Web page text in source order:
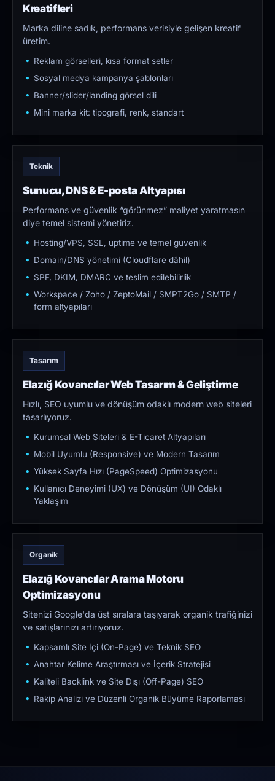
Kreatifleri
Marka diline sadık, performans verisiyle gelişen kreatif
üretim.
Reklam görselleri, kısa format setler
Sosyal medya kampanya şablonları
Banner/slider/landing görsel dili
Mini marka kit: tipografi, renk, standart
Teknik
Sunucu, DNS & E-posta Altyapısı
Performans ve güvenlik “görünmez” maliyet yaratmasın
diye temel sistemi yönetiriz.
Hosting/VPS, SSL, uptime ve temel güvenlik
Domain/DNS yönetimi (Cloudflare dâhil)
SPF, DKIM, DMARC ve teslim edilebilirlik
Workspace / Zoho / ZeptoMail / SMPT2Go / SMTP /
form altyapıları
Tasarım
Elazığ Kovancılar Web Tasarım & Geliştirme
Hızlı, SEO uyumlu ve dönüşüm odaklı modern web siteleri
tasarlıyoruz.
Kurumsal Web Siteleri & E-Ticaret Altyapıları
Mobil Uyumlu (Responsive) ve Modern Tasarım
Yüksek Sayfa Hızı (PageSpeed) Optimizasyonu
Kullanıcı Deneyimi (UX) ve Dönüşüm (UI) Odaklı
Yaklaşım
Organik
Elazığ Kovancılar Arama Motoru
Optimizasyonu
Sitenizi Google'da üst sıralara taşıyarak organik trafiğinizi
ve satışlarınızı artırıyoruz.
Kapsamlı Site İçi (On-Page) ve Teknik SEO
Anahtar Kelime Araştırması ve İçerik Stratejisi
Kaliteli Backlink ve Site Dışı (Off-Page) SEO
Rakip Analizi ve Düzenli Organik Büyüme Raporlaması